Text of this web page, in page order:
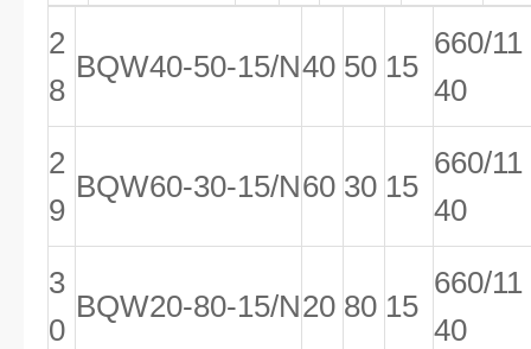
2
8
BQW40-50-15/N40 50 15
660/11
40
2
9
BQW60-30-15/N60 30 15
660/11
40
3
0
BQW20-80-15/N20 80 15
660/11
40